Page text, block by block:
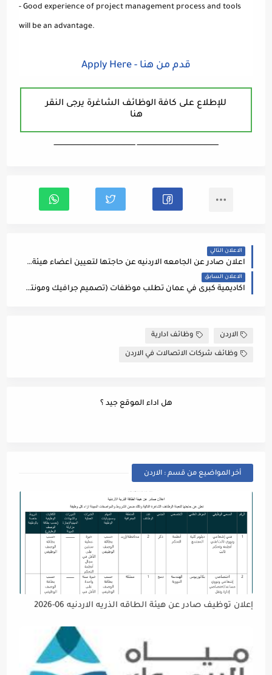
- Good experience of project management process and tools
will be an advantage.
Apply Here - قدم من هنا
للإطلاع على كافة الوظائف الشاغرة يرجى النقر
هنا
ـــــــــــــــــــــــــــــــــــــــــــــــــــــــــــــــــــ ـــــــــــــــــــــــــــــــــــــــــــــــــــــــــــــــــــ
الاعلان التالي
اعلان صادر عن الجامعه الاردنيه عن حاجتها لتعيين أعضاء هيئة تدريس والتعاقد مع محاضرين متفرغين بالشروط التالية
الاعلان السابق
اكاديمية كبرى في عمان تطلب موظفات (تصميم جرافيك ومونتاج) بدوام كامل ، على ان تتوفر في المتقدمات المؤهلات التالية :
الاردن وظائف ادارية
وظائف شركات الاتصالات في الاردن
هل اداء الموقع جيد ؟
أخر المواضيع من قسم : الاردن
إعلان توظيف صادر عن هيئة الطاقه الذريه الاردنيه 06-2026